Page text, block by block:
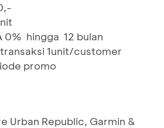
0% hingga 12 bulan
1unit/customer
promo
Urban Republic, Garmin &